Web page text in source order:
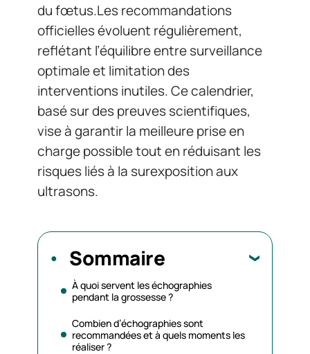
du fœtus.Les recommandations
officielles évoluent régulièrement,
reflétant l’équilibre entre surveillance
optimale et limitation des
interventions inutiles. Ce calendrier,
basé sur des preuves scientifiques,
vise à garantir la meilleure prise en
charge possible tout en réduisant les
risques liés à la surexposition aux
ultrasons.
Sommaire
À quoi servent les échographies
pendant la grossesse ?
Combien d’échographies sont
recommandées et à quels moments les
réaliser ?